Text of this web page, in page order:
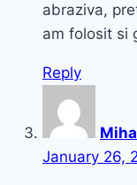
abraziva,
am folosit si
Reply
January 26,